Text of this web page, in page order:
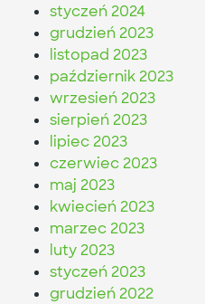
styczeń 2024
grudzień 2023
listopad 2023
październik 2023
wrzesień 2023
sierpień 2023
lipiec 2023
czerwiec 2023
maj 2023
kwiecień 2023
marzec 2023
luty 2023
styczeń 2023
grudzień 2022